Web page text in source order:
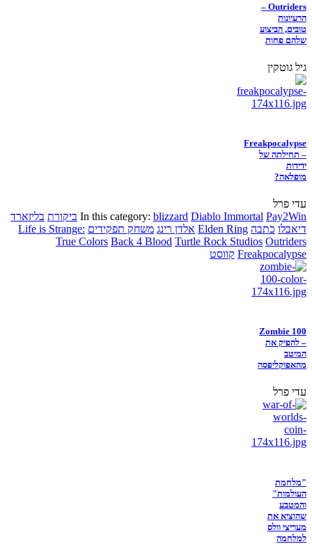
Outriders –
הרעיונות
טובים, הביצוע
שלהם פחות
גיל גוטקין
Freakpocalypse
– תחילתה של
ידידות
מופלאה?
עדי פרל
In this category: blizzard Diablo Immortal Pay2Win ביקורת בליזארד
דיאבלו כתבה Elden Ring אלדן רינג משחק תפקידים Life is Strange:
True Colors Back 4 Blood Turtle Rock Studios Outriders
Freakpocalypse קווסט
Zombie 100
– להפיק את
המיטב
מהאפוקליפסה
עדי פרל
"מלחמת
העולמות"
והמטבע
שהוציא את
מעריצי וולס
למלחמה